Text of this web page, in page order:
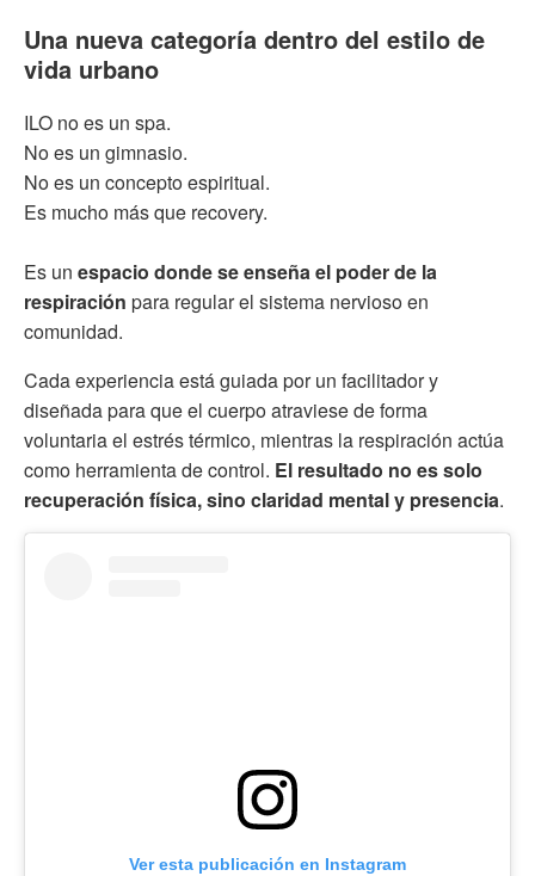
Una nueva categoría dentro del estilo de
vida urbano
ILO no es un spa.
No es un gimnasio.
No es un concepto espiritual.
Es mucho más que recovery.
Es un espacio donde se enseña el poder de la
respiración para regular el sistema nervioso en
comunidad.
Cada experiencia está guiada por un facilitador y
diseñada para que el cuerpo atraviese de forma
voluntaria el estrés térmico, mientras la respiración actúa
como herramienta de control. El resultado no es solo
recuperación física, sino claridad mental y presencia.
Ver esta publicación en Instagram